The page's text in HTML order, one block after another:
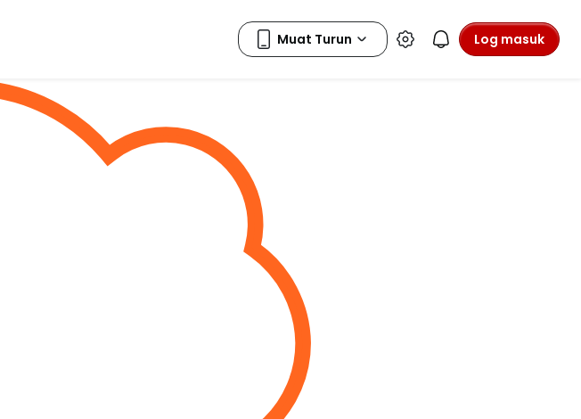
Log masuk